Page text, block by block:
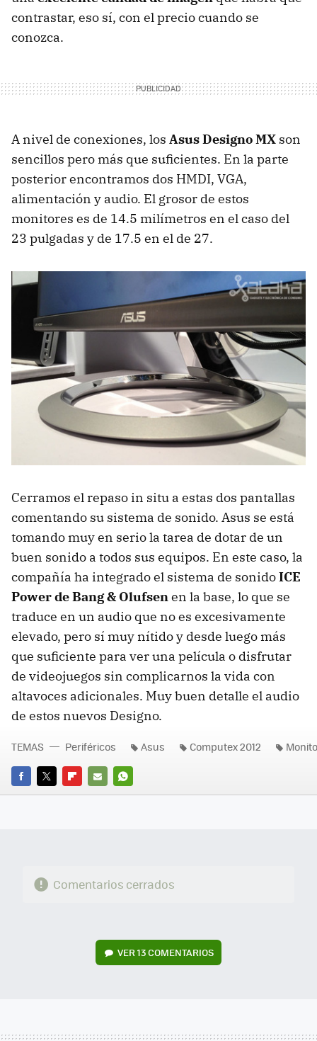
contrastar, eso sí, con el precio cuando se
conozca.
A nivel de conexiones, los Asus Designo MX son
sencillos pero más que suficientes. En la parte
posterior encontramos dos HMDI, VGA,
alimentación y audio. El grosor de estos
monitores es de 14.5 milímetros en el caso del
23 pulgadas y de 17.5 en el de 27.
Cerramos el repaso in situ a estas dos pantallas
comentando su sistema de sonido. Asus se está
tomando muy en serio la tarea de dotar de un
buen sonido a todos sus equipos. En este caso, la
compañía ha integrado el sistema de sonidoICE
Power de Bang & Olufsenen la base, lo que se
traduce en un audio que no es excesivamente
elevado, pero sí muy nítido y desde luego más
que suficiente para ver una película o disfrutar
de videojuegos sin complicarnos la vida con
altavoces adicionales. Muy buen detalle el audio
de estos nuevos Designo.
FACEBOOK
TWITTERFLIPBOARD
E-
WHATSAPP
TEMAS Periféricos Asus Computex 2012
Comentarios cerrados
VER13 COMENTARIOS